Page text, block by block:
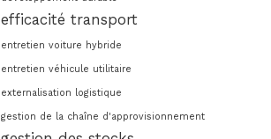
efficacité transport
entretien voiture hybride
entretien véhicule utilitaire
externalisation logistique
gestion de la chaîne d'approvisionnement